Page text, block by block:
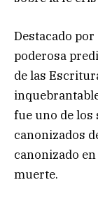
Destacado
poderosa
de las
fue uno de los
canonizados
canonizado
muerte.